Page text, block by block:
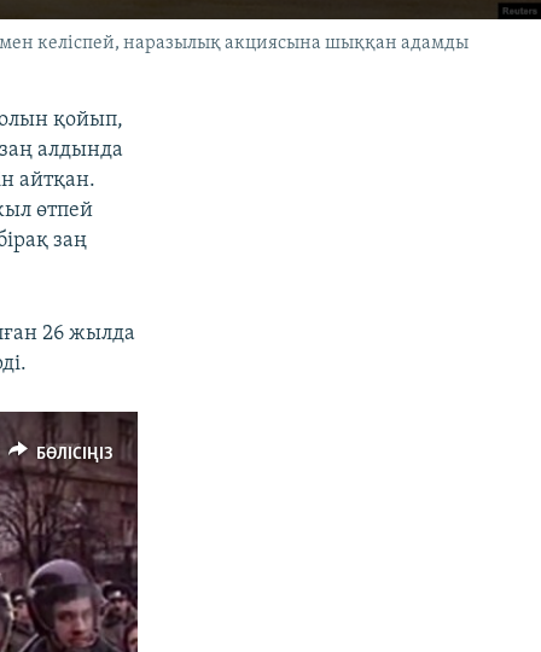
келіспей, наразылық акциясына шыққан адамды
қойып,
алдында
айтқан.
өтпей
заң
26 жылда
БӨЛІСІҢІЗ